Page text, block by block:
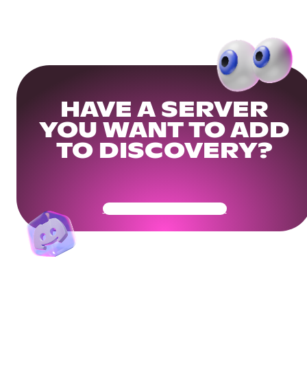
HAVE A SERVER
YOU WANT TO ADD
TO DISCOVERY?
Get Your Community Ready